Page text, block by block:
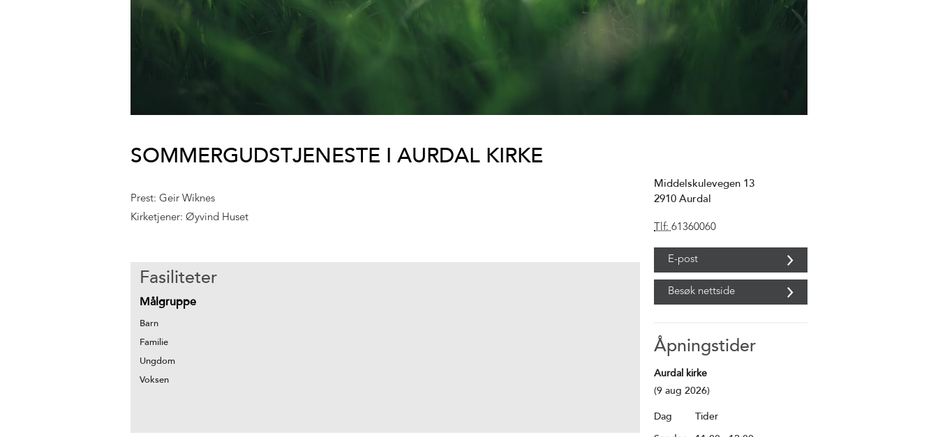
SOMMERGUDSTJENESTE I AURDAL KIRKE
Prest: Geir Wiknes
Kirketjener: Øyvind Huset
Fasiliteter
Målgruppe
Barn
Familie
Ungdom
Voksen
Middelskulevegen 13
2910 Aurdal
Tlf:61360060
E-post
Besøk nettside
Åpningstider
Aurdal kirke
(9 aug 2026)
Dag
Tider